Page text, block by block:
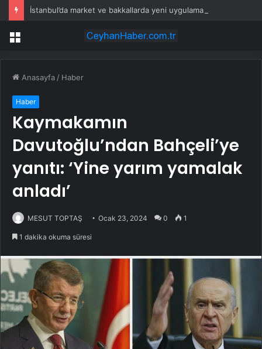
Menü
Anasayfa / Haber
Haber
Kaymakamın
Davutoğlu’ndan Bahçeli’ye
yanıtı: ‘Yine yarım yamalak
anladı’
MESUT TOPTAŞ Ocak 23, 2024 0 1
1 dakika okuma süresi